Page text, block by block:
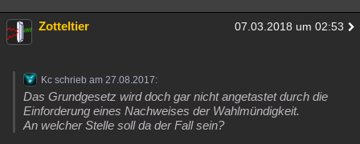
Zotteltier 07.03.2018 um 02:53
Kc schrieb am 27.08.2017:
Das Grundgesetz wird doch gar nicht angetastet durch die
Einforderung eines Nachweises der Wahlmündigkeit.
An welcher Stelle soll da der Fall sein?